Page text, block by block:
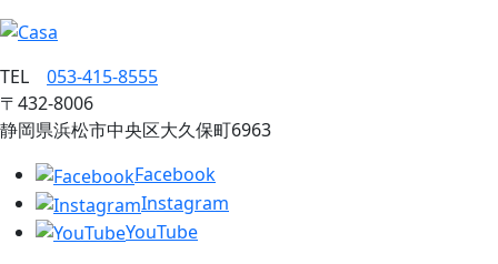
TEL 053‐415‐8555
〒432‐8006
静岡県浜松市中央区大久保町6963
Facebook
Instagram
YouTube